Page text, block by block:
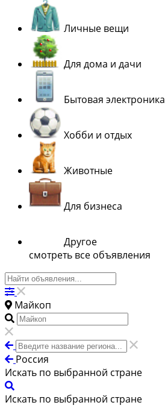
Личные вещи
Для дома и дачи
Бытовая электроника
Хобби и отдых
Животные
Для бизнеса
Другое
смотреть все объявления
Майкоп
Россия
Искать по выбранной стране
Искать по выбранной стране